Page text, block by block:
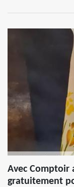
Avec Comptoir
gratuitement